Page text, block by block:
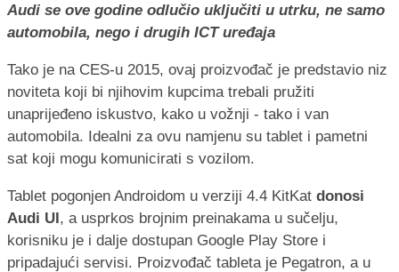
Audi se ove godine odlučio uključiti u utrku, ne samo
automobila, nego i drugih ICT uređaja
Tako je na CES-u 2015, ovaj proizvođač je predstavio niz
noviteta koji bi njihovim kupcima trebali pružiti
unaprijeđeno iskustvo, kako u vožnji - tako i van
automobila. Idealni za ovu namjenu su tablet i pametni
sat koji mogu komunicirati s vozilom.
Tablet pogonjen Androidom u verziji 4.4 KitKat donosi
Audi UI, a usprkos brojnim preinakama u sučelju,
korisniku je i dalje dostupan Google Play Store i
pripadajući servisi. Proizvođač tableta je Pegatron, a u